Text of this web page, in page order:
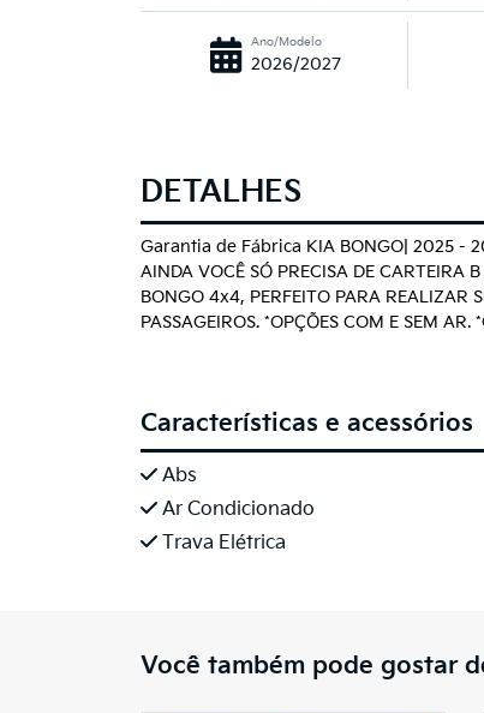
Ano/Modelo
2026/2027
DETALHES
Garantia de Fábrica KIA BONGO| 2025 -
AINDA VOCÊ SÓ PRECISA DE CARTEIRA
BONGO 4x4, PERFEITO PARA REALIZAR
PASSAGEIROS. *OPÇÕES COM E SEM
Características e acessórios
Abs
Ar Condicionado
Trava Elétrica
Você também pode gostar